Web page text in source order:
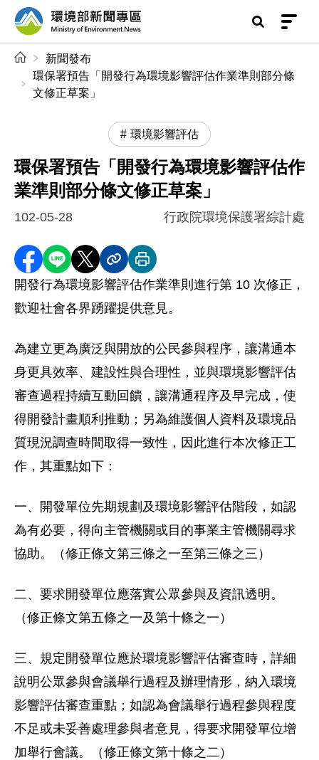
前往中央內容區塊
環境部新聞專區
新聞發布
環保署預告「開發行為環境影響評估作業準則部分條
文修正草案」
環境影響評估
環保署預告「開發行為環境影響評估作
業準則部分條文修正草案」
102-05-28 行政院環境保護署綜計處
分享至 Facebook
分享到 LINE
分享到 X分享內容連結
列印本頁
開發行為環境影響評估作業準則進行第 10 次修正，
歡迎社會各界踴躍提供意見。
為建立更為廣泛與開放的公民參與程序，讓溝通本
身更具效率、建設性與合理性，並與環境影響評估
審查過程持續互動回饋，讓溝通程序及早完成，使
得開發計畫順利推動；另為維護個人資料及環境品
質現況調查時間取得一致性，因此進行本次修正工
作，其重點如下：
一、開發單位先期規劃及環境影響評估階段，如認
為有必要，得向主管機關或目的事業主管機關尋求
協助。（修正條文第三條之一至第三條之三）
二、要求開發單位應落實公眾參與及資訊透明。
（修正條文第五條之一及第十條之一）
三、規定開發單位應於環境影響評估審查時，詳細
說明公眾參與會議舉行過程及辦理情形，納入環境
影響評估審查重點；如認為會議舉行過程參與程度
不足或未妥善處理參與者意見，得要求開發單位增
加舉行會議。（修正條文第十條之二）